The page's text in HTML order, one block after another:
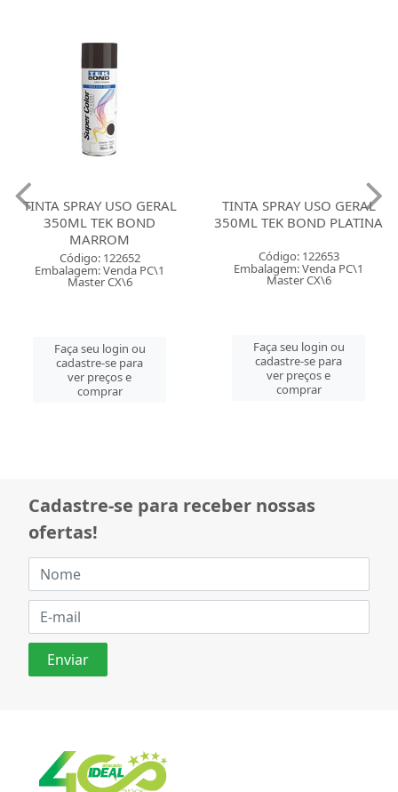
TINTA SPRAY USO GERAL
350ML TEK BOND
MARROM
Código: 122652
Embalagem: Venda PC\1
Master CX\6
Faça seu login ou
cadastre-se para
ver preços e
comprar
TINTA SPRAY USO GERAL
350ML TEK BOND PLATINA
Código: 122653
Embalagem: Venda PC\1
Master CX\6
Faça seu login ou
cadastre-se para
ver preços e
comprar
Cadastre-se para receber nossas
ofertas!